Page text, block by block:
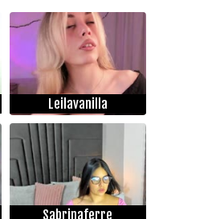
Leilavanilla
Sabrinaferre